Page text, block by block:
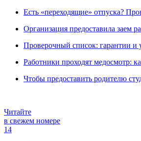
Есть «переходящие» отпуска?
Организация предоставила заем
Проверочный список: гарантии и
Работники проходят медосмотр:
Чтобы предоставить родителю
Читайте
в свежем номере
14